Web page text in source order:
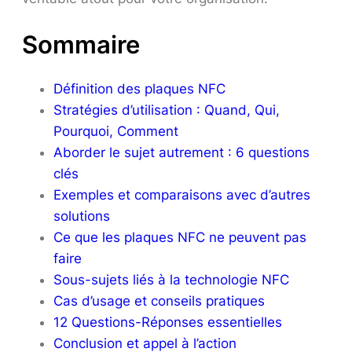
Sommaire
Définition des plaques NFC
Stratégies d’utilisation : Quand, Qui,
Pourquoi, Comment
Aborder le sujet autrement : 6 questions
clés
Exemples et comparaisons avec d’autres
solutions
Ce que les plaques NFC ne peuvent pas
faire
Sous-sujets liés à la technologie NFC
Cas d’usage et conseils pratiques
12 Questions-Réponses essentielles
Conclusion et appel à l’action